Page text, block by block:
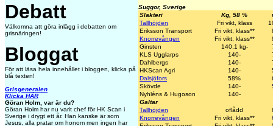
Debatt
Välkomna att göra inlägg i debatten om
grisnäringen!
Bloggat
För att läsa hela innehållet i bloggen, klicka på
blå texten!
Grisgeneralen
Klicka HÄR
Göran Holm, var är du?
Göran Holm har nu varit chef för HK Scan i
Sverige i drygt ett år. Han kanske är som
Jesus, alla pratar om honom men ingen har
Suggor, Sverige
Slakteri
Kg, 58 %
Tallhöjden
Fri vikt, klass
Eriksson Transport
Fri vikt, klass**
Knorrevången
Fri vikt, klass**
Ginsten
140,1 kg-
KLS Ugglarps
140-
Dahlbergs
140-
HKScan Agri
140-
Dalsjöfors
58%
Skövde
140-
Nyhléns & Hugoson
140-
Galtar
Tallhöjden
oflådd
Knorrevången
Fri vikt, klass**